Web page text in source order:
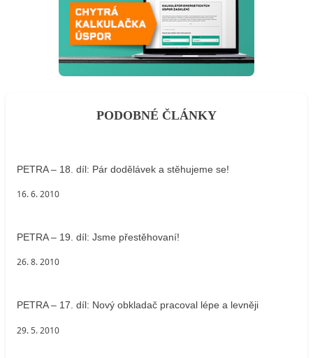
PODOBNÉ ČLÁNKY
PETRA – 18. díl: Pár dodělávek a stěhujeme se!
16. 6. 2010
PETRA – 19. díl: Jsme přestěhovaní!
26. 8. 2010
PETRA – 17. díl: Nový obkladač pracoval lépe a levněji
29. 5. 2010